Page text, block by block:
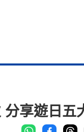
享遊日五